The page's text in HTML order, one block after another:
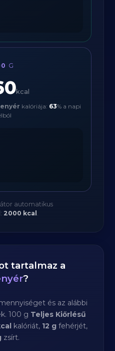
G
kcal
kalóriája: 63% a napi
automatikus
2000 kcal .
tartalmaz a
?
és az alábbi
100 g Teljes Kiőrlésű
kalóriát, 12 g fehérjét,
zsírt.